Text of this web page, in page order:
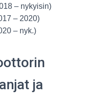
– nykyisin)
– 2020)
– nyk.)
ja